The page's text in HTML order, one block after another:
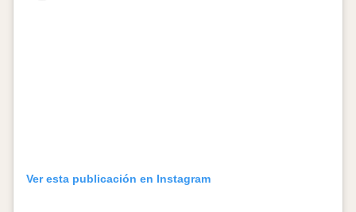
Ver esta publicación en Instagram